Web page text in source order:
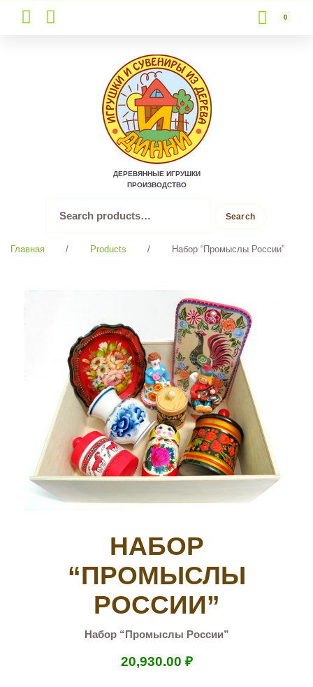
to
content
0
ДЕРЕВЯННЫЕ ИГРУШКИ
ПРОИЗВОДСТВО
for:
Search
Главная / Products / Набор “Промыслы России”
НАБОР
“ПРОМЫСЛЫ
РОССИИ”
Набор “Промыслы России”
20,930.00 ₽